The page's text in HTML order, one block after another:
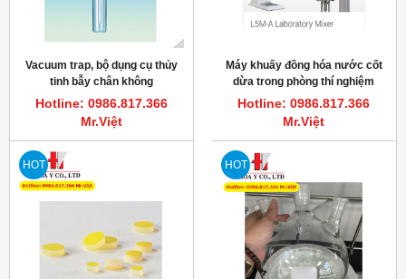
Vacuum trap, bộ dụng cụ thủy
tinh bẫy chân không
Hotline: 0986.817.366
Mr.Việt
Máy khuấy đồng hóa nước cốt
dừa trong phòng thí nghiệm
L5MA Silverson
Hotline: 0986.817.366
Mr.Việt
HOT HOT